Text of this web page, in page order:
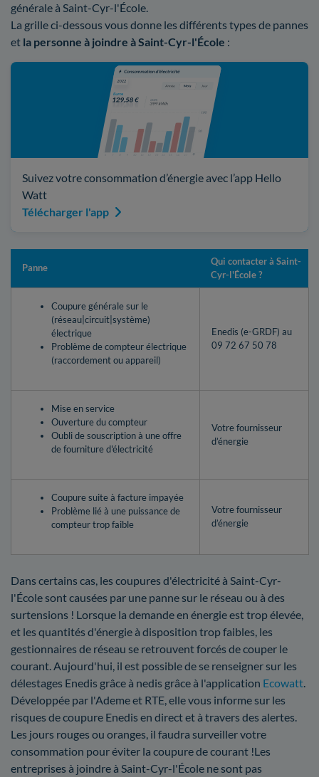
générale à Saint-Cyr-l'École.
La grille ci-dessous vous donne les différents types de pannes
et la personne à joindre à Saint-Cyr-l'École :
Suivez votre consommation d’énergie avec l’app Hello
Watt
Télécharger l'app
Panne
Qui contacter à Saint-
Cyr-l'École ?
Coupure générale sur le
(réseau|circuit|système)
électrique
Problème de compteur électrique
(raccordement ou appareil)
Enedis (e-GRDF) au
09 72 67 50 78
Mise en service
Ouverture du compteur
Oubli de souscription à une offre
de fourniture d'électricité
Votre fournisseur
d’énergie
Coupure suite à facture impayée
Problème lié à une puissance de
compteur trop faible
Votre fournisseur
d’énergie
Dans certains cas, les coupures d'électricité à Saint-Cyr-
l'École sont causées par une panne sur le réseau ou à des
surtensions ! Lorsque la demande en énergie est trop élevée,
et les quantités d'énergie à disposition trop faibles, les
gestionnaires de réseau se retrouvent forcés de couper le
courant. Aujourd'hui, il est possible de se renseigner sur les
délestages Enedis grâce à nedis grâce à l'application Ecowatt.
Développée par l'Ademe et RTE, elle vous informe sur les
risques de coupure Enedis en direct et à travers des alertes.
Les jours rouges ou oranges, il faudra surveiller votre
consommation pour éviter la coupure de courant !Les
entreprises à joindre à Saint-Cyr-l'École ne sont pas